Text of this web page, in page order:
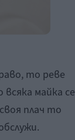
то реве
майка се
плач то